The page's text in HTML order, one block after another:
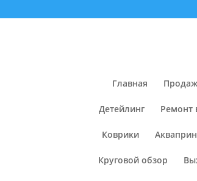
Главная
Детейлинг Ремонт
Коврики
Круговой обзор